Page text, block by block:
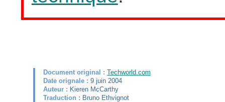
Document original : Techworld.com
Date orignale : 9 juin 2004
Auteur : Kieren McCarthy
Traduction : Bruno Ethvignot